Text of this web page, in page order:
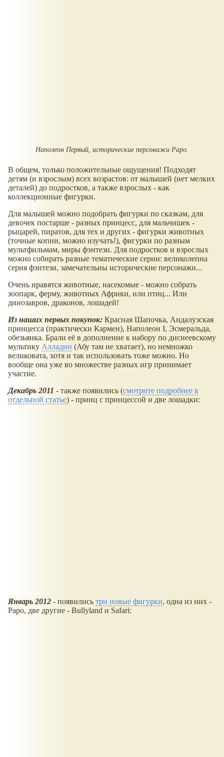
Наполеон Первый, исторические персонажи Papo.
В общем, только положительные ощущения! Подходят
детям (и взрослым) всех возрастов: от малышей (нет мелких
деталей) до подростков, а также взрослых - как
коллекционные фигурки.
Для малышей можно подобрать фигурки по сказкам, для
девочек постарше - разных принцесс, для мальчишек -
рыцарей, пиратов, для тех и других - фигурки животных
(точные копии, можно изучать!), фигурки по разным
мультфильмам, миры фэнтези. Для подростков и взрослых
можно собирать разные тематические серии: великолепна
серия фэнтези, замечательны исторические персонажи...
Очень нравятся животные, насекомые - можно собрать
зоопарк, ферму, животных Африки, или птиц... Или
динозавров, драконов, лошадей!
Из наших первых покупок: Красная Шапочка, Андалузская
принцесса (практически Кармен), Наполеон I, Эсмеральда,
обезьянка. Брали её в дополнение к набору по диснеевскому
мультику Алладин (Абу там не хватает), но немножко
великовата, хотя и так использовать тоже можно. Но
вообще она уже во множестве разных игр принимает
участие.
Декабрь 2011 - также появились (смотрите подробнее в
отдельной статье) - принц с принцессой и две лошадки:
Январь 2012 - появились три новые фигурки, одна из них -
Papo, две другие - Bullyland и Safari: